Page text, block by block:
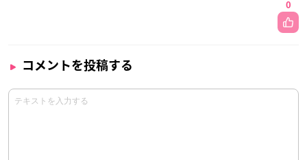
0
コメントを投稿する